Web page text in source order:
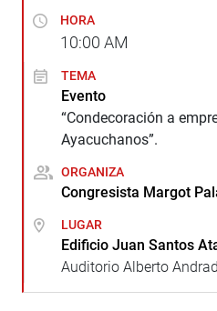
HORA
10:00 AM
TEMA
Evento
“Condecoración a
Ayacuchanos”.
ORGANIZA
Congresista Margot
LUGAR
Edificio Juan Santos
Auditorio Alberto